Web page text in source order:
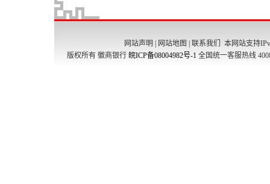
网站声明 网站地图 联系我们
本网站支持
版权所有 徽商银行 皖ICP备08004982号-1 全国统一客服热线